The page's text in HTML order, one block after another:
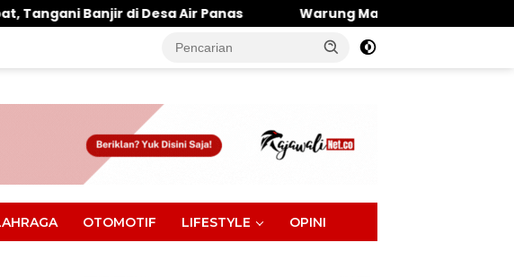
Air Panas Warung Makan Dipantai Khatulistiwa Hangus
OTOMOTIF LIFESTYLE OPINI